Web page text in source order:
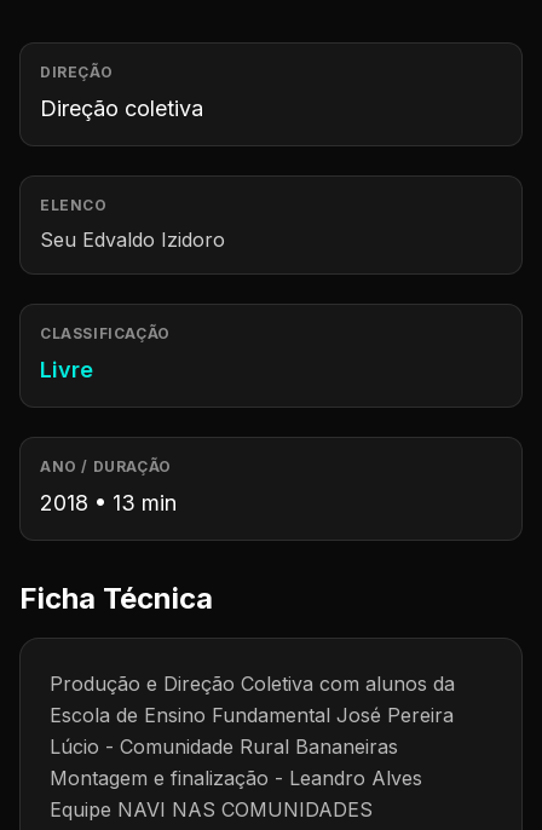
DIREÇÃO
Direção coletiva
ELENCO
Seu Edvaldo Izidoro
CLASSIFICAÇÃO
Livre
ANO / DURAÇÃO
2018 • 13 min
Ficha Técnica
Produção e Direção Coletiva com alunos da
Escola de Ensino Fundamental José Pereira
Lúcio - Comunidade Rural Bananeiras
Montagem e finalização - Leandro Alves
Equipe NAVI NAS COMUNIDADES